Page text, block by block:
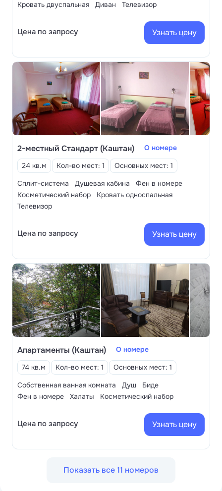
Кровать двуспальная Диван Телевизор
Цена по запросу Узнать цену
2-местный Стандарт (Каштан)
О номере
24 кв.м
Кол-во мест: 1
Основных мест: 1
Сплит-система
Душевая кабина
Фен в номере
Косметический набор
Кровать односпальная
Телевизор
Цена по запросу Узнать цену
Апартаменты (Каштан)
О номере
74 кв.м
Кол-во мест: 1
Основных мест: 1
Собственная ванная комната
Душ
Биде
Фен в номере
Халаты Косметический набор
Цена по запросу Узнать цену
Показать все 11 номеров